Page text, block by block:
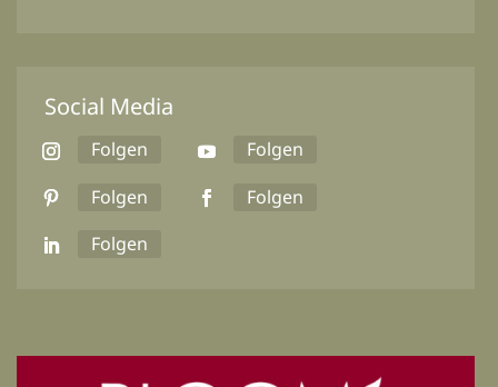
Social Media
Folgen
Folgen
Folgen
Folgen
Folgen